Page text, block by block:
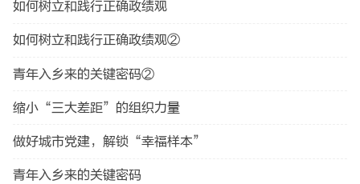
如何树立和践行正确政绩观
如何树立和践行正确政绩观②
青年入乡来的关键密码②
缩小“三大差距”的组织力量
做好城市党建，解锁“幸福样本”
青年入乡来的关键密码